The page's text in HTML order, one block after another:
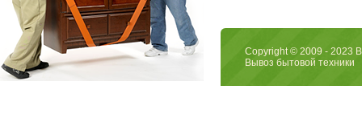
Copyright © 2009 - 2023
Вывоз бытовой техники